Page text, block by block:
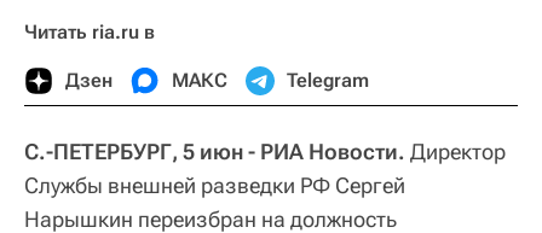
Читать ria.ru в
Дзен МАКС Telegram
С.-ПЕТЕРБУРГ, 5 июн - РИА Новости. Директор
Службы внешней разведки РФ Сергей
Нарышкин переизбран на должность